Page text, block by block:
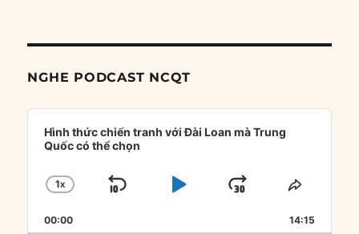
NGHE PODCAST NCQT
Audio
Player
Hình thức chiến tranh với Đài Loan mà Trung
Quốc có thể chọn
CHANGE
RATE
1X
SKIP
PLAYJUMP
FORWARD
SHARE
00:00 14:15